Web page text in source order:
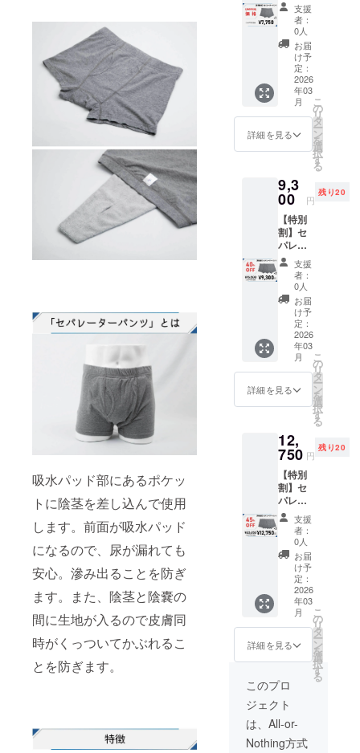
吸水パッド部にあるポケッ
トに陰茎を差し込んで使用
します。前面が吸水パッド
になるので、尿が漏れても
安心。滲み出ることを防ぎ
ます。また、陰茎と陰嚢の
間に生地が入るので皮膚同
時がくっついてかぶれるこ
とを防ぎます。
際にお
届けす
る商品
及び
パッ
ケージ
等 のデ
ザイン
は異な
る場合
があり
めご了
承くだ
セパ
レー
ターパ
ンツ×1
CAMPF
IRE価格
セパ
レー
ターパ
ンツ1
(税込) ■
リター
ン内容
セパ
レー
ターパ
ンツ×1
着 ※実
際にお
届けす
る商品
及び
パッ
ケージ
等 のデ
ザイン
は異な
で、 あ
らかじ
承くだ
さい。
支援
者：
0人
お届
け予
定：
2026
年03
月
詳細を見る
こ
の
リ
タ
ー
ン
を
選
択
す
る
9,3
00 円
残り20
【特別
割】セ
パレー
ターパ
ンツ×2
別割 セ
パレー
ターパ
ンツ2着
[CAMP
FIRE価
格
15,500
円(税込)
F] ■リ
ターン
内容 セ
パレー
ターパ
ンツ×2
着 ※実
際にお
届けす
る商品
及び
パッ
ケージ
等 のデ
ザイン
は異な
る場合
で、 あ
めご了
承くだ
支援
者：
0人
お届
け予
定：
2026
年03
月
詳細を見る
こ
の
リ
タ
ー
ン
を
選
択
す
る
12,
750 円
残り20
【特別
割】セ
パレー
ターパ
ンツ
×3set ■
特別割
セパ
レー
ターパ
ンツ3着
[CAMP
FIRE価
格
23,250
円(税込)
の
45%OF
F] ■リ
ターン
内容 セ
パレー
支援
者：
0人
お届
け予
定：
2026
年03
月
詳細を見る
こ
の
リ
タ
ー
ン
を
選
択
す
る
このプロ
ジェクト
は、All-or-
Nothing方式